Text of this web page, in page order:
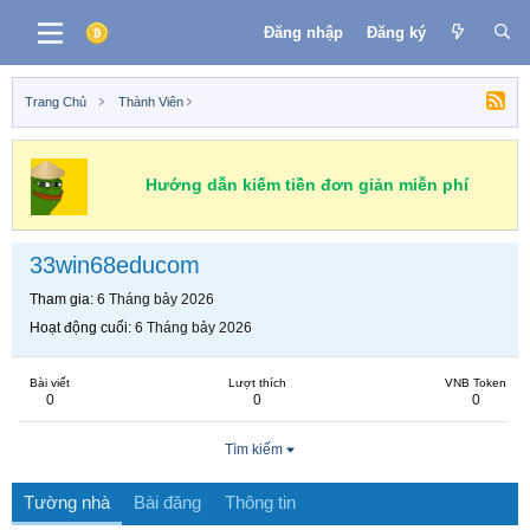
Đăng nhập Đăng ký
Trang Chủ Thành Viên
Hướng dẫn kiếm tiền đơn giản miễn phí
33win68educom
Tham gia 6 Tháng bảy 2026
Hoạt động cuối 6 Tháng bảy 2026
Bài viết
0
Lượt thích
0
VNB Token
0
Tìm kiếm
Tường nhà Bài đăng Thông tin